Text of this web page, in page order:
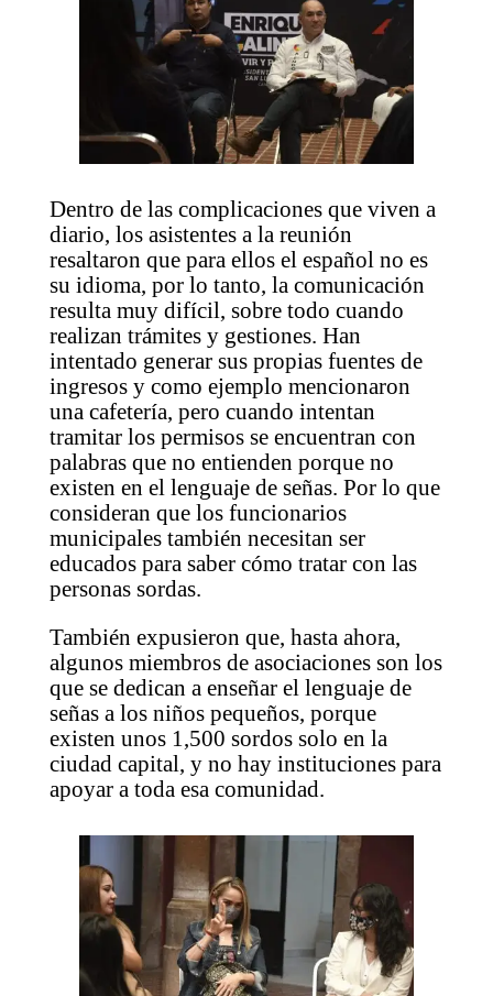
Dentro de las complicaciones que viven a
diario, los asistentes a la reunión
resaltaron que para ellos el español no es
su idioma, por lo tanto, la comunicación
resulta muy difícil, sobre todo cuando
realizan trámites y gestiones. Han
intentado generar sus propias fuentes de
ingresos y como ejemplo mencionaron
una cafetería, pero cuando intentan
tramitar los permisos se encuentran con
palabras que no entienden porque no
existen en el lenguaje de señas. Por lo que
consideran que los funcionarios
municipales también necesitan ser
educados para saber cómo tratar con las
personas sordas.
También expusieron que, hasta ahora,
algunos miembros de asociaciones son los
que se dedican a enseñar el lenguaje de
señas a los niños pequeños, porque
existen unos 1,500 sordos solo en la
ciudad capital, y no hay instituciones para
apoyar a toda esa comunidad.